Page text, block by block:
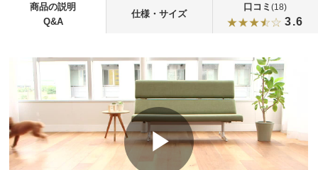
商品の説明
Q&A
仕様・サイズ
口コミ(18)
3.6